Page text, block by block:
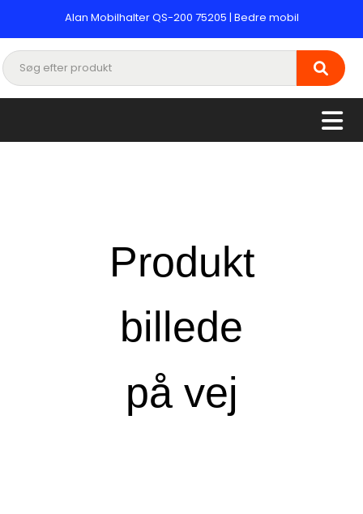
Alan Mobilhalter QS-200 75205 | Bedre mobil